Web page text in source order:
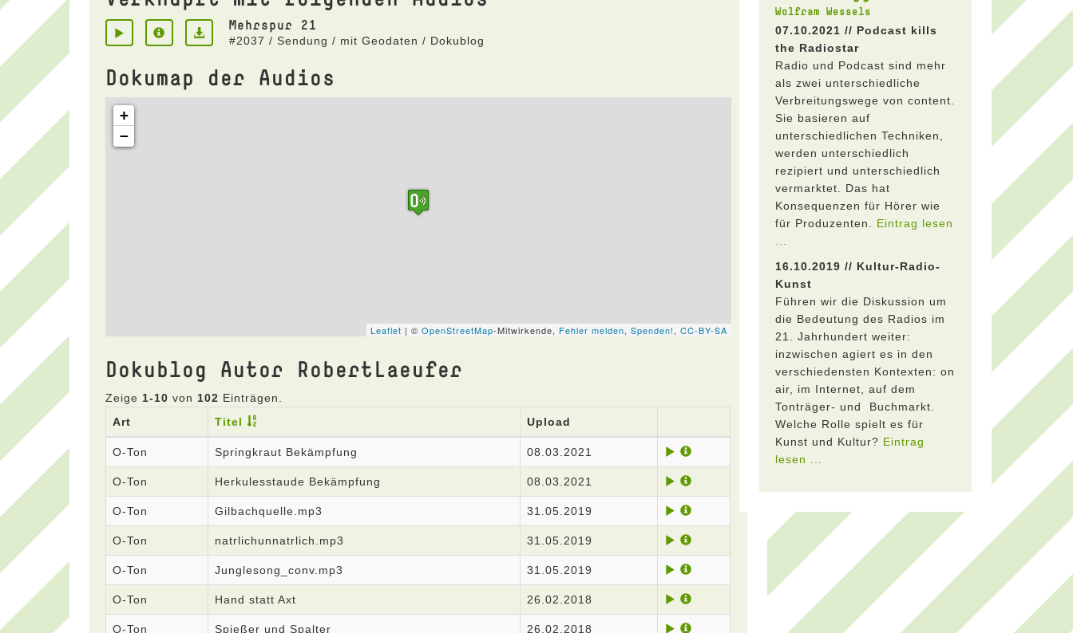
Mehrspur 21
#2037 / Sendung / mit Geodaten / Dokublog
Dokumap der Audios
Dokublog Autor RobertLaeufer
Zeige 1-10 von 102 Einträgen.
Art
Titel Upload
O-Ton Springkraut Bekämpfung 08.03.2021
O-Ton Herkulesstaude Bekämpfung 08.03.2021
O-Ton Gilbachquelle.mp3 31.05.2019
O-Ton natrlichunnatrlich.mp3 31.05.2019
O-Ton Junglesong_conv.mp3 31.05.2019
O-Ton Hand statt Axt 26.02.2018
O-Ton Spießer und Spalter 26.02.2018
Wolfram Wessels
07.10.2021 // Podcast kills
the Radiostar
Radio und Podcast sind mehr
als zwei unterschiedliche
Verbreitungswege von content.
Sie basieren auf
unterschiedlichen Techniken,
werden unterschiedlich
rezipiert und unterschiedlich
vermarktet. Das hat
Konsequenzen für Hörer wie
für Produzenten. Eintrag lesen
16.10.2019 // Kultur-Radio-
Kunst
Führen wir die Diskussion um
die Bedeutung des Radios im
21. Jahrhundert weiter:
inzwischen agiert es in den
verschiedensten Kontexten: on
air, im Internet, auf dem
Tonträger- und Buchmarkt.
Welche Rolle spielt es für
Kunst und Kultur? Eintrag
lesen ...